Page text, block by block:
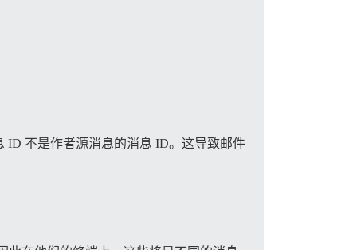
ID 不是作者源消息的消息 ID。这导致邮件